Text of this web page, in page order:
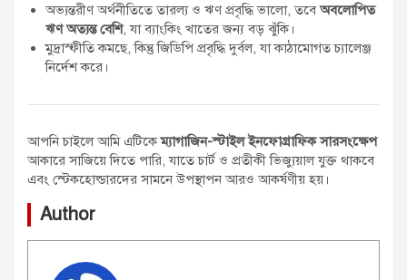
অভ্যন্তরীণ অর্থনীতিতে তারল্য ও ঋণ প্রবৃদ্ধি ভালো, তবেঅবলোপিত
ঋণ অত্যন্ত বেশি, যা ব্যাংকিং খাতের জন্য বড় ঝুঁকি।
মুদ্রাস্ফীতি কমছে, কিন্তু জিডিপি প্রবৃদ্ধি দুর্বল, যা কাঠামোগত চ্যালেঞ্জ
নির্দেশ করে।
আপনি চাইলে আমি এটিকেম্যাগাজিন-স্টাইল ইনফোগ্রাফিক সারসংক্ষেপ
আকারে সাজিয়ে দিতে পারি, যাতে চার্ট ও প্রতীকী ভিজ্যুয়াল যুক্ত থাকবে
এবং স্টেকহোল্ডারদের সামনে উপস্থাপন আরও আকর্ষণীয় হয়।
Author